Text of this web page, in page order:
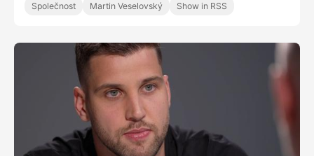
Pajerová v dalším ze série rozhovorů připomínajících
A když jsme ho v roce 1992 jako Občanské hnutí
naléhavě žádali, aby nám pomohl, odmítl to. Tvrdil nám,
že v zemi strašně potřebujeme někoho nadstranického.”
Společnost Martin Veselovský Show in RSS